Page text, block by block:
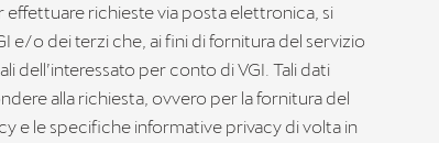
richieste via posta elettronica, si
e/o dei terzi che, ai fini di fornitura del servizio
per conto di VGI. Tali dati
alla richiesta, ovvero per la fornitura del
e le specifiche informative privacy di volta in